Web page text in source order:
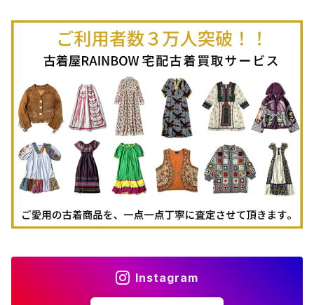
古着長袖ポロシャツ
古着スウェット
古着パーカー
古着タンクトップ
古着羽織り
Instagram